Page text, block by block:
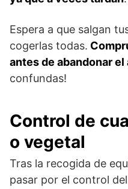
Espera a que salgan
cogerlas todas.
antes de abandonar
confundas!
Control de
o vegetal
Tras la recogida de
pasar por el control